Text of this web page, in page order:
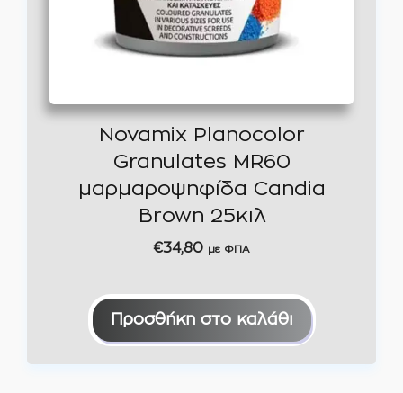
Novamix Planocolor
Granulates MR60
μαρμαροψηφίδα Candia
Brown 25κιλ
€34,80 με ΦΠΑ
Προσθήκη στο καλάθι